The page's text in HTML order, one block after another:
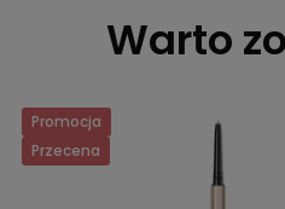
Warto
Promocja
Przecena